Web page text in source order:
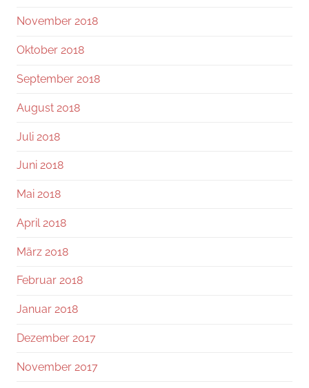
November 2018
Oktober 2018
September 2018
August 2018
Juli 2018
Juni 2018
Mai 2018
April 2018
März 2018
Februar 2018
Januar 2018
Dezember 2017
November 2017